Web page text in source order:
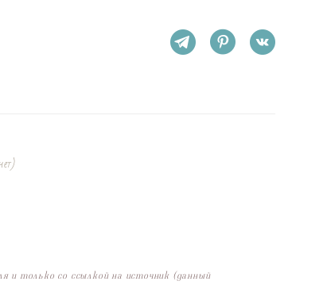
и только со ссылкой на источник (данный